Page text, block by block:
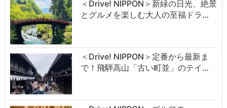
＜Drive! NIPPON＞新緑の日光、絶景
とグルメを楽しむ大人の至福ドラ…
＜Drive! NIPPON＞定番から最新ま
で！飛騨高山「古い町並」のテイ…